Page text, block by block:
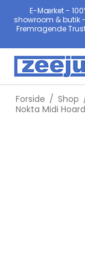
E-Mærket -
showroom & butik
Fremragende
Forside / Shop
Nokta Midi